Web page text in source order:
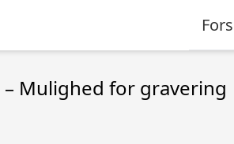
Mulighed for gravering